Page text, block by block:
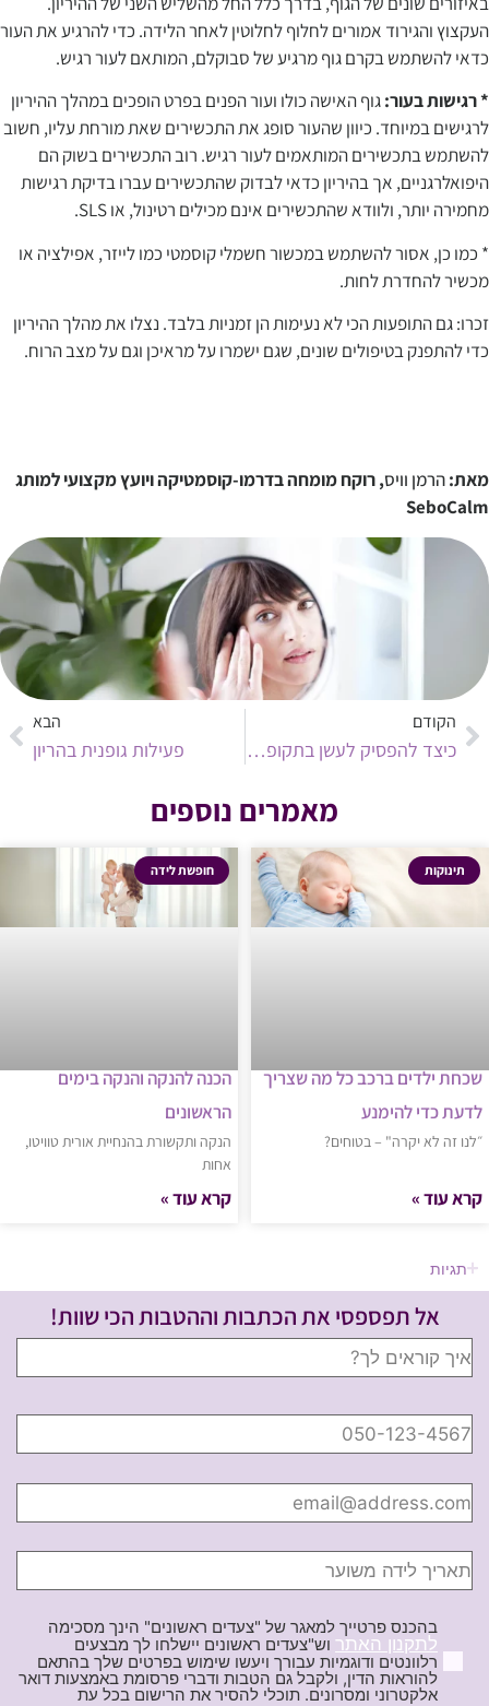
העקצוץ והגירוד אמורים לחלוף לחלוטין לאחר הלידה. כדי להרגיע את העור
כדאי להשתמש בקרם גוף מרגיע של סבוקלם, המותאם לעור רגיש.
* רגישות בעור:גוף האישה כולו ועור הפנים בפרט הופכים במהלך ההיריון
לרגישים במיוחד. כיוון שהעור סופג את התכשירים שאת מורחת עליו, חשוב
להשתמש בתכשירים המותאמים לעור רגיש. רוב התכשירים בשוק הם
היפואלרגניים, אך בהיריון כדאי לבדוק שהתכשירים עברו בדיקת רגישות
מחמירה יותר, ולוודא שהתכשירים אינם מכילים רטינול, או SLS.
* כמו כן, אסור להשתמש במכשור חשמלי קוסמטי כמו לייזר, אפילציה או
מכשיר להחדרת לחות.
זכרו: גם התופעות הכי לא נעימות הן זמניות בלבד. נצלו את מהלך ההיריון
כדי להתפנק בטיפולים שונים, שגם ישמרו על מראיכן וגם על מצב הרוח.
מאת:הרמן וויס, רוקח מומחה בדרמו-קוסמטיקה ויועץ מקצועי למותג
SeboCalm
הקודם
כיצד להפסיק לעשן בתקופת ההריון?
הבא
פעילות גופנית בהריון
מאמרים נוספים
תינוקות
שכחת ילדים ברכב כל מה שצריך
לדעת כדי להימנע
״לנו זה לא יקרה" – בטוחים?
קרא עוד »
חופשת לידה
הכנה להנקה והנקה בימים
הראשונים
הנקה ותקשורת בהנחיית אורית טוויטו,
אחות
קרא עוד »
תגיות
אל תפספסי את הכתבות וההטבות הכי שוות!
בהכנס פרטייך למאגר של "צעדים ראשונים" הינך מסכימה
לתקנון האתר וש"צעדים ראשונים יישלחו לך מבצעים
רלוונטים ודוגמיות עבורך ויעשו שימוש בפרטים שלך בהתאם
להוראות הדין, ולקבל גם הטבות ודברי פרסומת באמצעות דואר
אלקטרוני ומסרונים. תוכלי להסיר את הרישום בכל עת